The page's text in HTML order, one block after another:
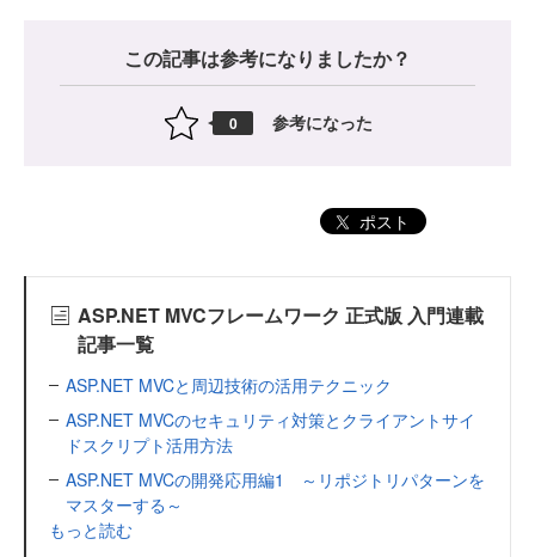
この記事は参考になりましたか？
0 参考になった
ポスト
ASP.NET MVCフレームワーク 正式版 入門連載
記事一覧
ASP.NET MVCと周辺技術の活用テクニック
ASP.NET MVCのセキュリティ対策とクライアントサイ
ドスクリプト活用方法
ASP.NET MVCの開発応用編1 ～リポジトリパターンを
マスターする～
もっと読む